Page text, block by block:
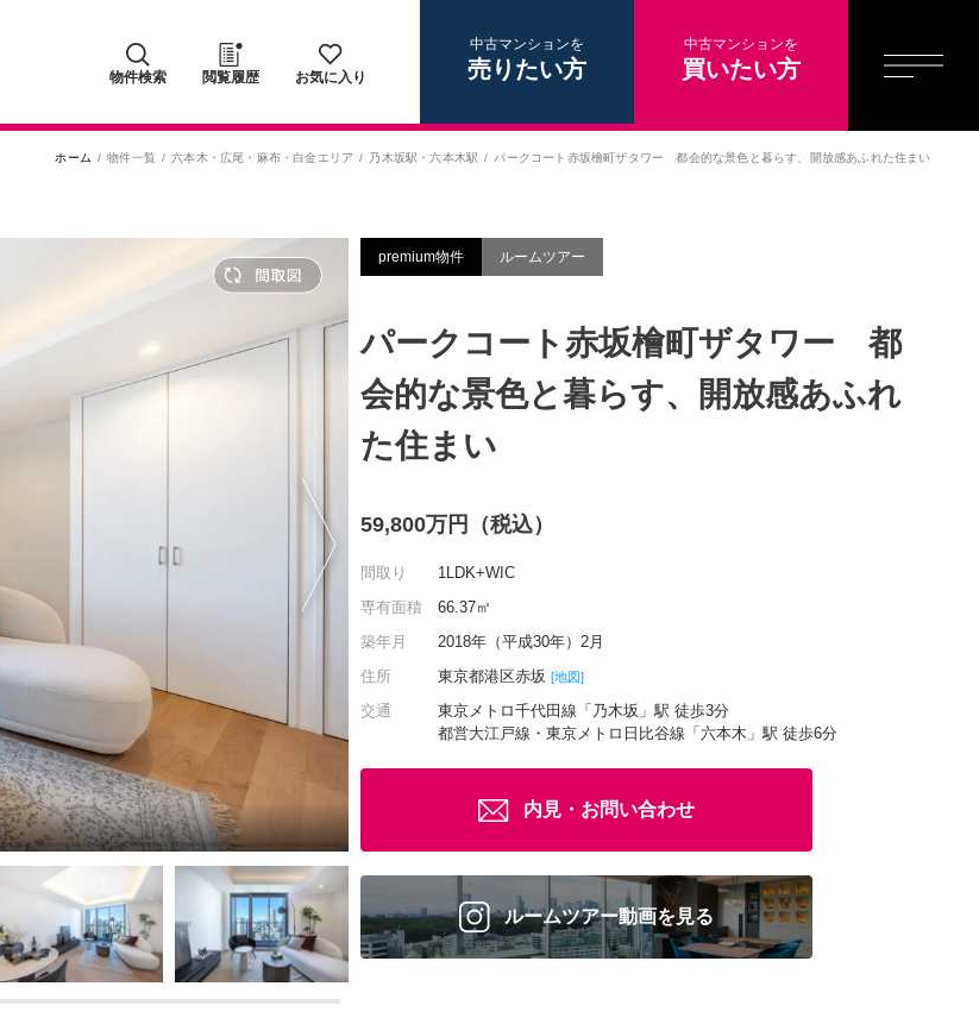
物件検索 閲覧履歴 お気に入り
中古マンションを
売りたい方
中古マンションを
買いたい方
ホーム 物件一覧 六本木・広尾・麻布・白金エリア 乃木坂駅 ・六本木駅 パークコート赤坂檜町ザタワー 都会的な景色と暮らす、開放感あふれた住まい
premium物件 ルームツアー
パークコート赤坂檜町ザタワー 都
会的な景色と暮らす、開放感あふれ
た住まい
59,800万円（税込）
間取り
1LDK+WIC
専有面積
66.37㎡
築年月
2018年（平成30年）2月
住所
東京都港区赤坂 [地図]
交通
東京メトロ千代田線「乃木坂」駅 徒歩3分
都営大江戸線・東京メトロ日比谷線「六本木」駅 徒歩6分
内見・お問い合わせ
ルームツアー動画を見る